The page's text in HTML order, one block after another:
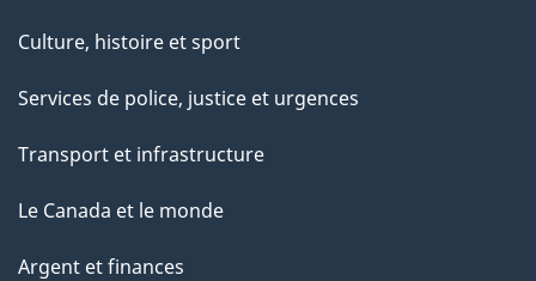
Culture, histoire et sport
Services de police, justice et urgences
Transport et infrastructure
Le Canada et le monde
Argent et finances